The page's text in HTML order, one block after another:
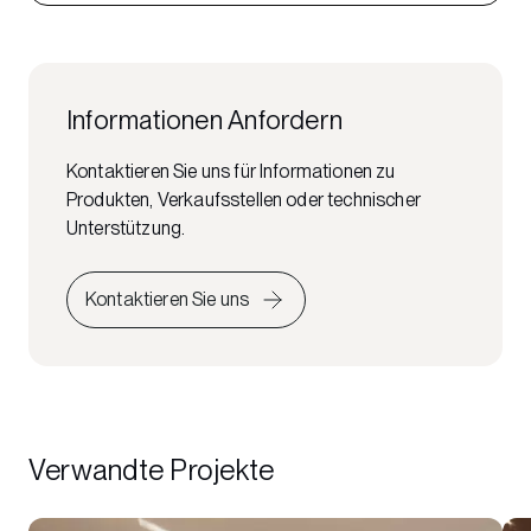
Informationen Anfordern
Kontaktieren Sie uns für Informationen zu
Produkten, Verkaufsstellen oder technischer
Unterstützung.
Kontaktieren Sie uns
Verwandte Projekte